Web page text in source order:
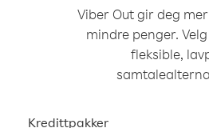
Viber Out gir deg
mindre penger.
fleksible,
Kredittpakker